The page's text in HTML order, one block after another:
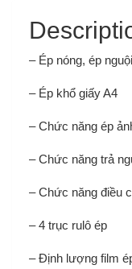
– Ép nóng, ép nguội
– Ép khổ giấy A4
– Chức năng ép
– Chức năng trả
– Chức năng điều
– 4 trục rulô ép
– Định lượng film